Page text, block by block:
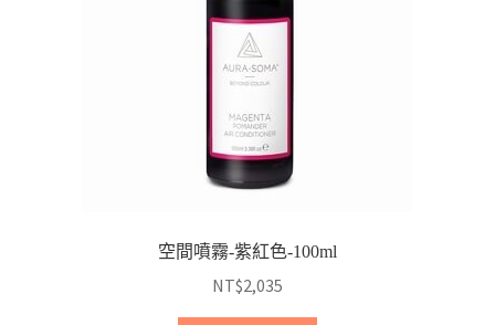
空間噴霧-紫紅色-100ml
NT$2,035